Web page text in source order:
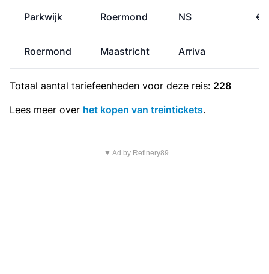
Parkwijk Roermond NS €
Roermond Maastricht Arriva
Totaal aantal tariefeenheden voor deze reis: 228
Lees meer over het kopen van treintickets.
▼ Ad by Refinery89